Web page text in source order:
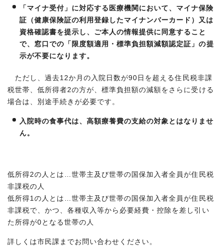
「マイナ受付」に対応する医療機関において、マイナ保険
証（健康保険証の利用登録したマイナンバーカード）又は
資格確認書を提示し、ご本人の情報提供に同意すること
で、窓口での「限度額適用・標準負担額減額認定証 」の提
示が不要になります。
ただし、過去12か月の入院日数が90日を超える住民税非課
税世帯、低所得者2の方が、標準負担額の減額をさらに受ける
場合は、別途手続きが必要です。
入院時の食事代は、高額療養費の支給の対象とはなりませ
ん。
低所得2の人とは…世帯主及び世帯の国保加入者全員が住民税
非課税の人
低所得1の人とは…世帯主及び世帯の国保加入者全員が住民税
非課税で、かつ、各種収入等から必要経費・控除を差し引い
た所得が0となる世帯の人
詳しくは市民課までお問い合わせください。